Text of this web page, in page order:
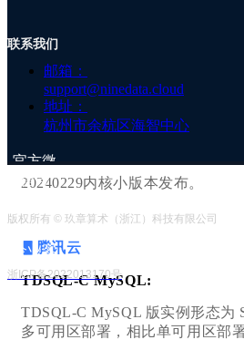
注
册
▋阿里云
RDS:
RDS PostgreSQL Serverless实例
20240229内核小版本发布。
▋腾讯云
TDSQL-C MySQL:
TDSQL-C MySQL 版实例形态为
多可用区部署，相比单可用区部
联系我们
邮箱：
support@ninedata.cloud
地址：
杭州市余杭区海智中心
官方微
信号
企业客
服号
版权所有 © 玖章算术（浙江）科技有限公司
浙ICP备2022013170号